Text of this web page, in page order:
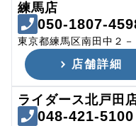
練馬店
050-1807-
東京都練馬区南田中２－
店舗詳細
ライダース北戸田
048-421-5100